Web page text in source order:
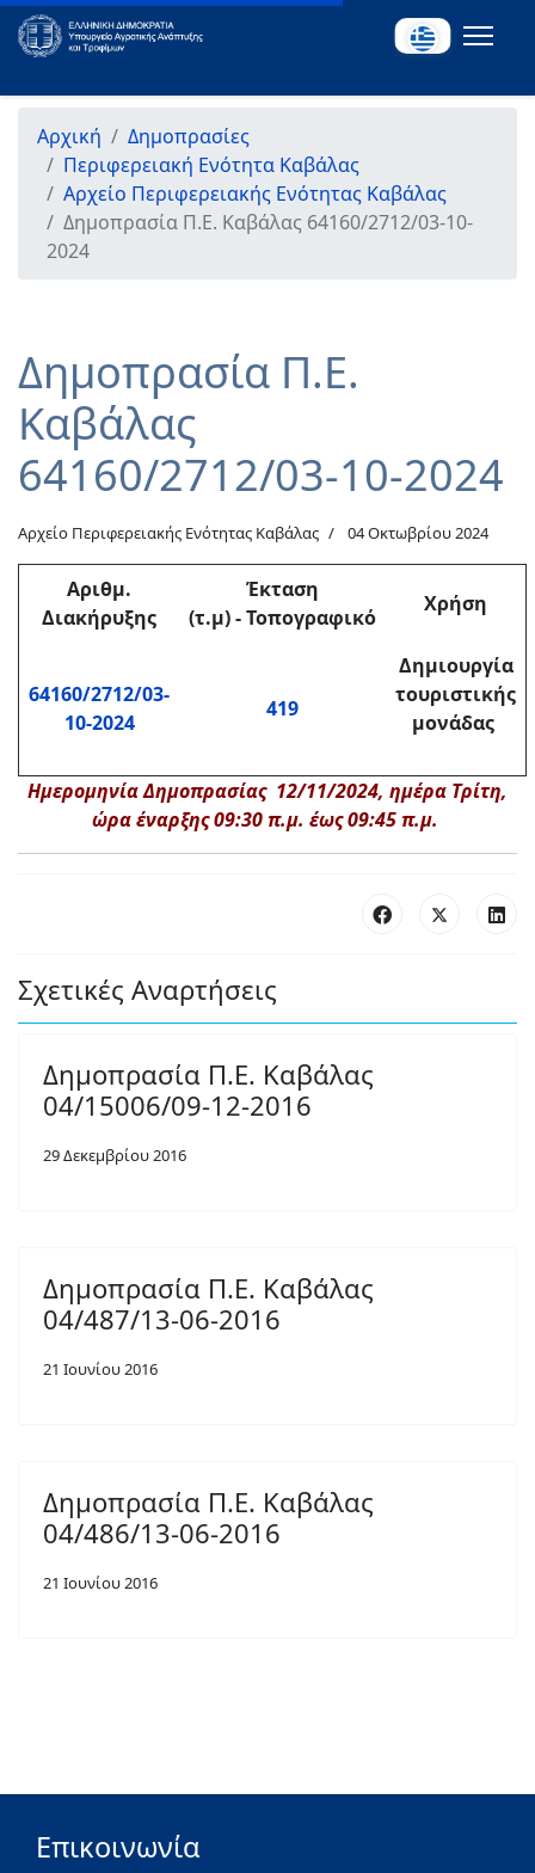
Αρχική
Δημοπρασίες
Περιφερειακή Ενότητα Καβάλας
Αρχείο Περιφερειακής Ενότητας Καβάλας
Δημοπρασία Π.Ε. Καβάλας 64160/2712/03-10-
2024
Δημοπρασία Π.Ε.
Καβάλας
64160/2712/03-10-2024
Αρχείο Περιφερειακής Ενότητας Καβάλας 04 Οκτωβρίου 2024
Αριθμ.
Διακήρυξης
Έκταση
(τ.μ)-Τοπογραφικό
Χρήση
64160/2712/03-
10-2024
419
Δημιουργία
τουριστικής
μονάδας
Ημερομηνία Δημοπρασίας 12/11/2024, ημέρα Τρίτη,
ώρα έναρξης 09:30 π.μ. έως 09:45 π.μ.
Σχετικές Αναρτήσεις
Δημοπρασία Π.Ε. Καβάλας
04/15006/09-12-2016
29 Δεκεμβρίου 2016
Δημοπρασία Π.Ε. Καβάλας
04/487/13-06-2016
21 Ιουνίου 2016
Δημοπρασία Π.Ε. Καβάλας
04/486/13-06-2016
21 Ιουνίου 2016
Επικοινωνία